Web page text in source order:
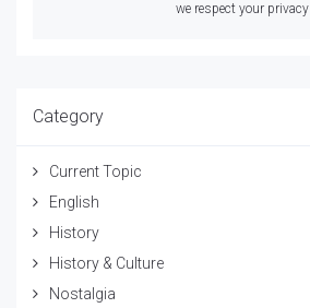
we respect your privacy
Category
Current Topic
English
History
History & Culture
Nostalgia